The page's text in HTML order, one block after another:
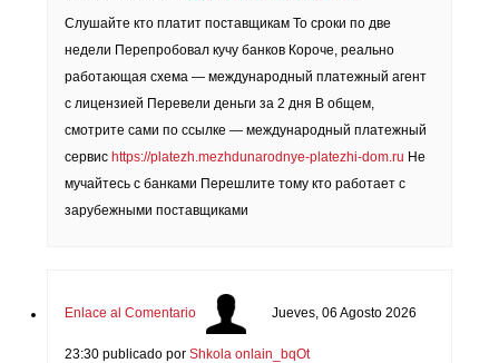
Слушайте кто платит поставщикам То сроки по две
недели Перепробовал кучу банков Короче, реально
работающая схема — международный платежный агент
с лицензией Перевели деньги за 2 дня В общем,
смотрите сами по ссылке — международный платежный
сервис https://platezh.mezhdunarodnye-platezhi-dom.ru Не
мучайтесь с банками Перешлите тому кто работает с
зарубежными поставщиками
Enlace al Comentario Jueves, 06 Agosto 2026
23:30 publicado porShkola onlain_bqOt